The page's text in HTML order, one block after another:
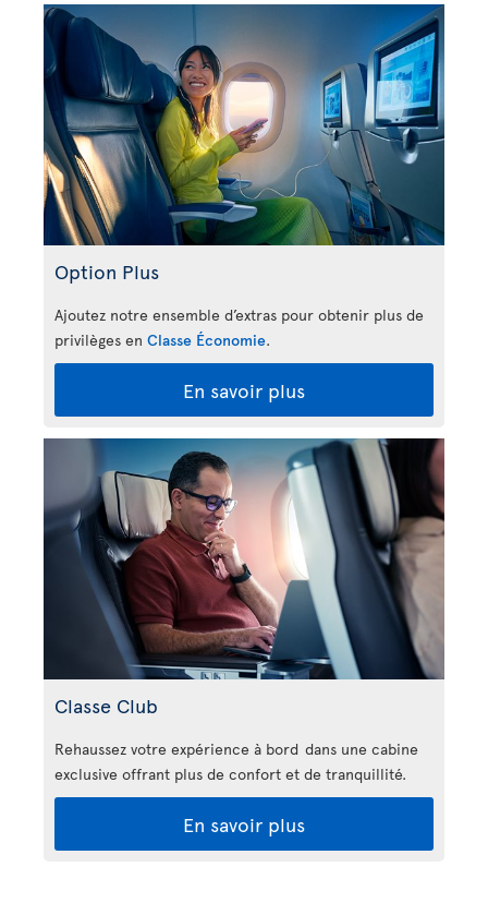
Option Plus
Ajoutez notre ensemble d’extras pour obtenir plus de
privilèges en Classe Économie.
En savoir plus
Classe Club
Rehaussez votre expérience à bord dans une cabine
exclusive offrant plus de confort et de tranquillité.
En savoir plus